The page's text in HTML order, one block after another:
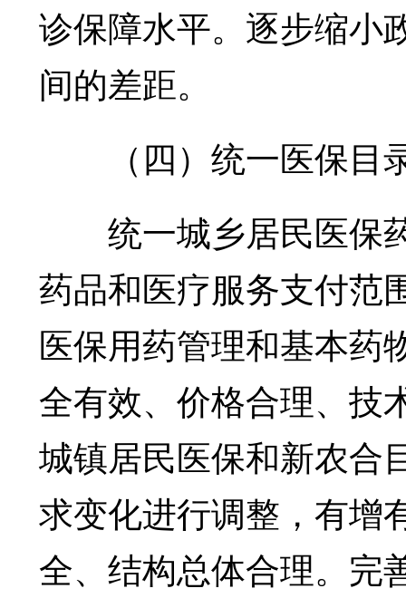
诊保障水平。逐步缩小
间的差距。
（四）统一医保目
统一城乡居民医保
药品和医疗服务支付范
医保用药管理和基本药
全有效、价格合理、技
城镇居民医保和新农合
求变化进行调整，有增
全、结构总体合理。完